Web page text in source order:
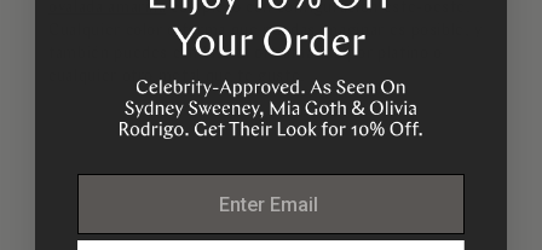
ovalada amarilla completo con configuración este-oeste.
Cualquier color o forma que puedas imaginar es posible, y
también puedes cambiar el oro amarillo por platino o
cualquier otro metal que te guste.